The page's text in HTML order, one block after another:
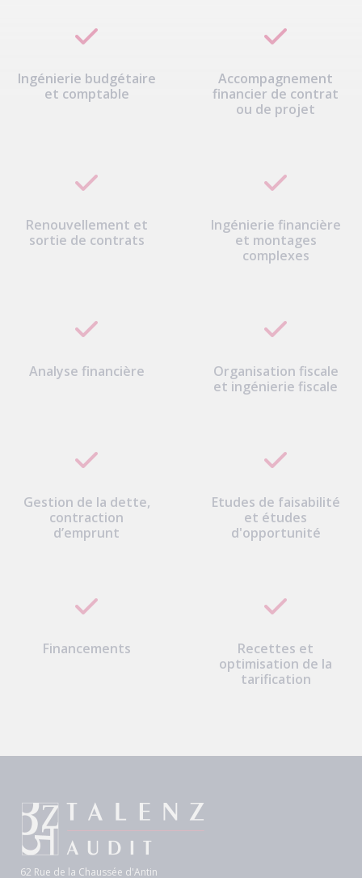
Ingénierie budgétaire
et comptable
Accompagnement
financier de contrat
ou de projet
Renouvellement et
sortie de contrats
Ingénierie financière
et montages
complexes
Analyse financière
Organisation fiscale
et ingénierie fiscale
Gestion de la dette,
contraction
d’emprunt
Etudes de faisabilité
et études
d'opportunité
Financements
Recettes et
optimisation de la
tarification
62 Rue de la Chaussée d'Antin